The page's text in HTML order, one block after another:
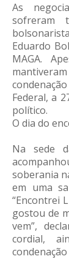
As
sofreram
Eduardo
MAGA.
Federal, a
político.
O dia do
Na sede
soberania
em uma
“Encontrei
gostou de
vem”,
cordial,